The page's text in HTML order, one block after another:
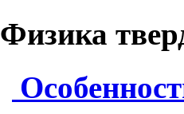
Физика